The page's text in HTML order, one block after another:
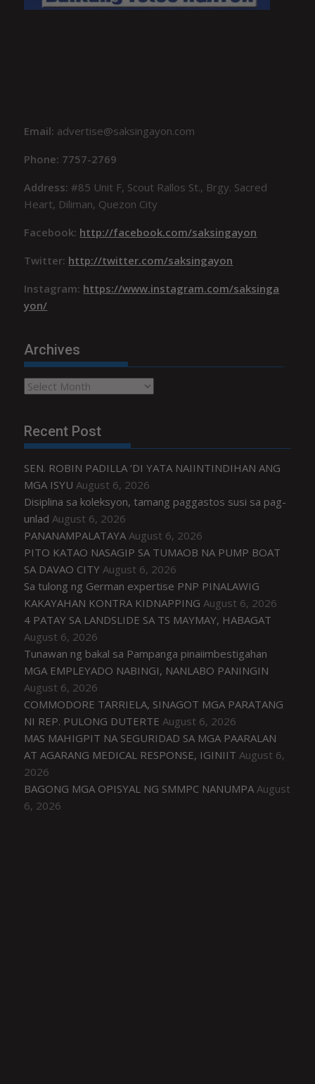
Email: advertise@saksingayon.com
Phone: 7757-2769
Address:#85 Unit F, Scout Rallos St., Brgy. Sacred
Heart, Diliman, Quezon City
Facebook: http://facebook.com/saksingayon
Twitter: http://twitter.com/saksingayon
Instagram: https://www.instagram.com/saksinga
yon/
Archives
Archives
Recent Post
SEN. ROBIN PADILLA ‘DI YATA NAIINTINDIHAN ANG
MGA ISYU August 6, 2026
Disiplina sa koleksyon, tamang paggastos susi sa pag-
unlad August 6, 2026
PANANAMPALATAYA August 6, 2026
PITO KATAO NASAGIP SA TUMAOB NA PUMP BOAT
SA DAVAO CITY August 6, 2026
Sa tulong ng German expertise PNP PINALAWIG
KAKAYAHAN KONTRA KIDNAPPING August 6, 2026
4 PATAY SA LANDSLIDE SA TS MAYMAY, HABAGAT
August 6, 2026
Tunawan ng bakal sa Pampanga pinaiimbestigahan
MGA EMPLEYADO NABINGI, NANLABO PANINGIN
August 6, 2026
COMMODORE TARRIELA, SINAGOT MGA PARATANG
NI REP. PULONG DUTERTE August 6, 2026
MAS MAHIGPIT NA SEGURIDAD SA MGA PAARALAN
AT AGARANG MEDICAL RESPONSE, IGINIIT August 6,
2026
BAGONG MGA OPISYAL NG SMMPC NANUMPA August
6, 2026